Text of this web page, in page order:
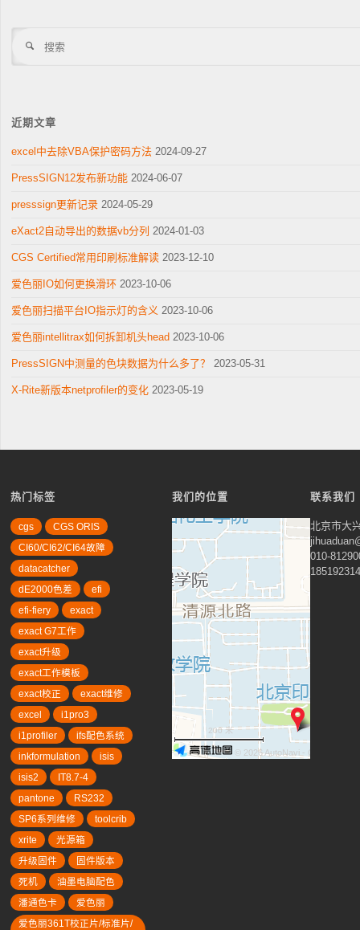
搜
近期文章
excel中去除VBA保护密码方法 2024-09-27
PressSIGN12发布新功能 2024-06-07
presssign更新记录 2024-05-29
eXact2自动导出的数据vb分列 2024-01-03
CGS Certified常用印刷标准解读 2023-12-10
爱色丽IO如何更换滑环 2023-10-06
爱色丽扫描平台IO指示灯的含义 2023-10-06
爱色丽intellitrax如何拆卸机头head 2023-10-06
PressSIGN中测量的色块数据为什么多了？ 2023-05-31
X-Rite新版本netprofiler的变化 2023-05-19
热门标签
cgs
CGS ORIS
CI60/CI62/CI64故障
datacatcher
dE2000色差
efi
efi-fiery
exact
exact G7工作
exact升级
exact工作模板
exact校正
exact维修
excel
i1pro3
i1profiler
ifs配色系统
inkformulation
isis
isis2
IT8.7-4
pantone
RS232
SP6系列维修
toolcrib
xrite
光源箱
升级固件
固件版本
死机
油墨电脑配色
潘通色卡
爱色丽
爱色丽361T校正片/标准片/
我们的位置
200 米
© 2026 AutoNavi -
联系我们
北京市大
010-